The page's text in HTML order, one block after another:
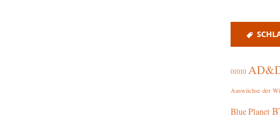
01010
Auswüchse der
Blue Planet